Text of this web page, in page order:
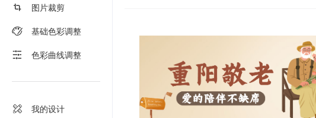
图片裁剪
基础色彩调整
色彩曲线调整
我的设计